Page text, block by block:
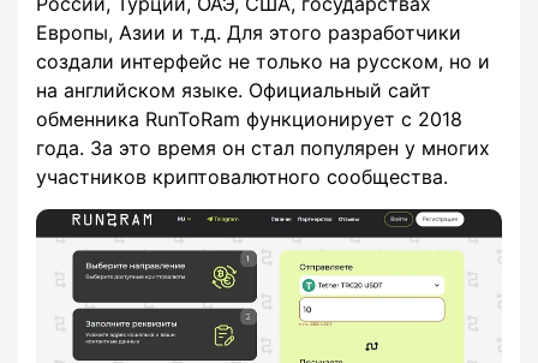
Европы, Азии и т.д. Для этого разработчики
создали интерфейс не только на русском, но и
на английском языке. Официальный сайт
обменника RunToRam функционирует с 2018
года. За это время он стал популярен у многих
участников криптовалютного сообщества.